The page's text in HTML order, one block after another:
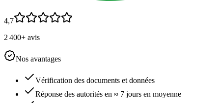
4,7
2 400+ avis
Nos avantages
Vérification des documents et données
Réponse des autorités en ≈ 7 jours en moyenne